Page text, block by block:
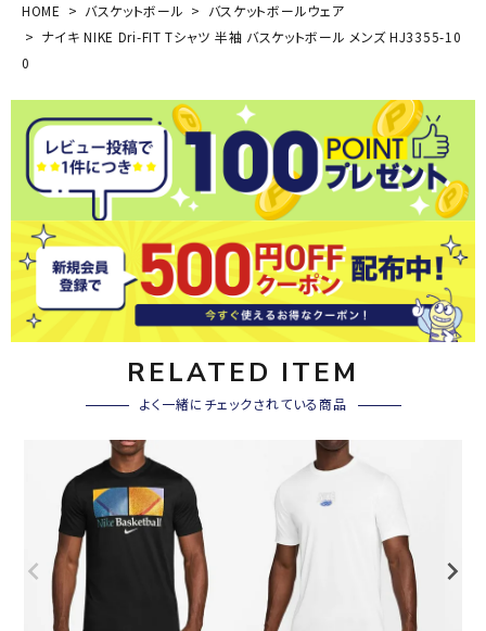
HOME バスケットボール
バスケットボールウェア
ナイキ NIKE Dri-FIT Tシャツ 半袖 バスケットボール メンズ HJ3355-10
0
RELATED ITEM
よく一緒にチェックされている商品